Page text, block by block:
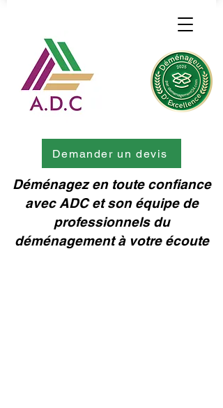
Déménagez en toute confiance
avec ADC et son équipe de
professionnels du
déménagement à votre écoute
Demander un devis